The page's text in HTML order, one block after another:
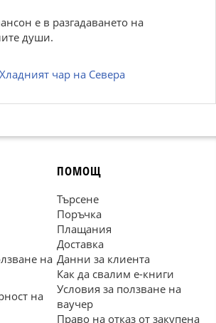
е в разгадаването на
души.
Хладният чар на Севера
на
на
ПОМОЩ
Търсене
Поръчка
Плащания
Доставка
Данни за клиента
Как да свалим е-книги
Условия за ползване на
ваучер
Право на отказ от закупена